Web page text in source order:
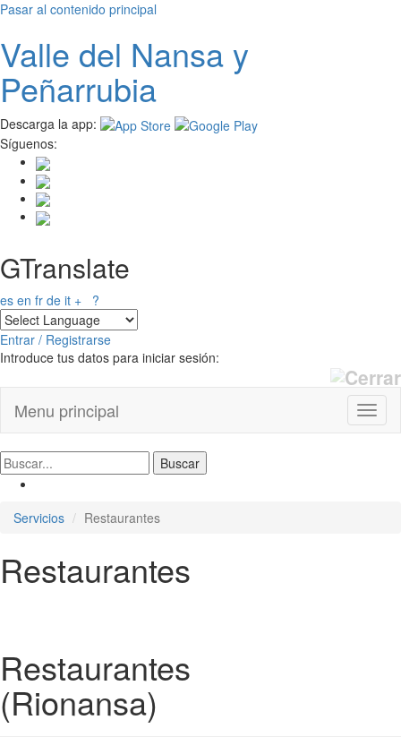
Pasar al contenido principal
Valle del Nansay
Peñarrubia
Descarga la app:
Síguenos:
GTranslate
es en fr de it + ?
Entrar / Registrarse
Introduce tus datos para iniciar sesión:
Menu principal
Servicios Restaurantes
Restaurantes
Restaurantes
(Rionansa)